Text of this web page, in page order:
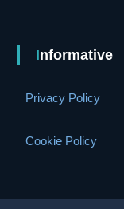
Informative
Privacy Policy
Cookie Policy